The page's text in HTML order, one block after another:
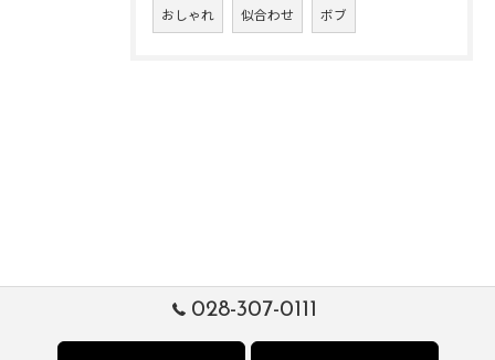
おしゃれ 似合わせ ボブ
028-307-0111